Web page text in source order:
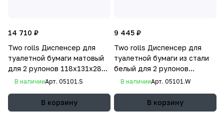
14 710 ₽
Two rolls Диспенсер для
туалетной бумаги матовый
для 2 рулонов 118х131х280
ммВ наличииАрт. 05101.S
В корзину
9 445 ₽
Two rolls Диспенсер для
туалетной бумаги из стали
белый для 2 рулонов
118х131х280 мм
В наличииАрт. 05101.W
В корзину